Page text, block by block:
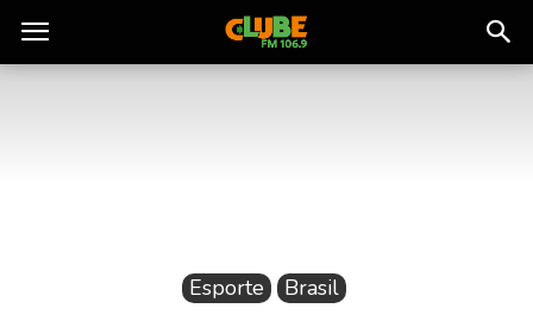
Rádio
Esporte Brasil